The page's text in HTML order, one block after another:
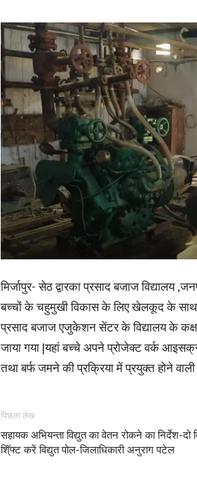
मिर्जापुर- सेठ द्वारका प्रसाद बजाज विद्यालय
बच्चों के चहुमुखी विकास के लिए खेलकूद के
प्रसाद बजाज एजुकेशन सेंटर के विद्यालय के
जाया गया |यहां बच्चे अपने प्रोजेक्ट वर्क
तथा बर्फ जमने की प्रक्रिया में प्रयुक्त होने
पिछला लेख
सहायक अभियन्ता विद्युत का वेतन रोकने का निर्देश-दो
शिॅ्फ्ट करें विद्युत पोल-जिलाधिकारी अनुराग पटेल